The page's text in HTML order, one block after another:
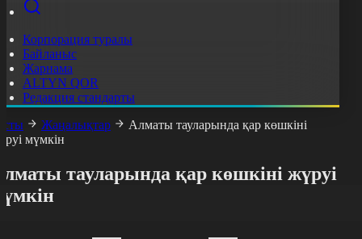
Корпорация туралы
Байланыс
Жарнама
ALTYN QOR
Редакция стандарты
Жаңалықтар
Алматы тауларында қар көшкіні
мүмкін
тауларында қар көшкіні жүруі